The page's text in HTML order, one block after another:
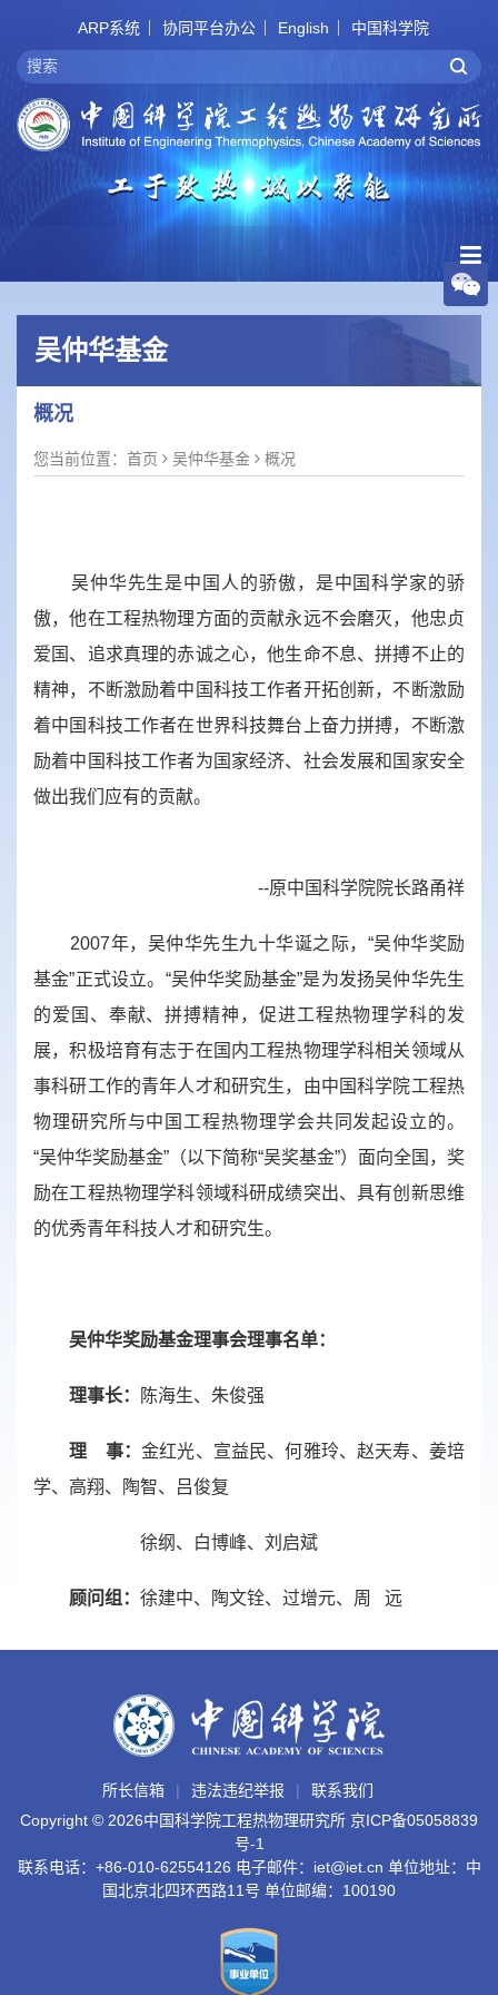
ARP系统 协同平台办公 English 中国科学院
吴仲华基金
概况
您当前位置： 首页 吴仲华基金 概况
吴仲华先生是中国人的骄傲，是中国科学家的骄
傲，他在工程热物理方面的贡献永远不会磨灭，他忠贞
爱国、追求真理的赤诚之心，他生命不息、拼搏不止的
精神，不断激励着中国科技工作者开拓创新，不断激励
着中国科技工作者在世界科技舞台上奋力拼搏，不断激
励着中国科技工作者为国家经济、社会发展和国家安全
做出我们应有的贡献。
--原中国科学院院长路甬祥
2007年，吴仲华先生九十华诞之际，“吴仲华奖励
基金”正式设立。“吴仲华奖励基金”是为发扬吴仲华先生
的爱国、奉献、拼搏精神，促进工程热物理学科的发
展，积极培育有志于在国内工程热物理学科相关领域从
事科研工作的青年人才和研究生，由中国科学院工程热
物理研究所与中国工程热物理学会共同发起设立的。
“吴仲华奖励基金”（以下简称“吴奖基金”）面向全国，奖
励在工程热物理学科领域科研成绩突出、具有创新思维
的优秀青年科技人才和研究生。
吴仲华奖励基金理事会理事名单：
理事长： 陈海生、朱俊强
理 事：金红光、宣益民、何雅玲、赵天寿、姜培
学、高翔、陶智、吕俊复
徐纲、白博峰、刘启斌
顾问组： 徐建中、陶文铨、过增元、周 远
所长信箱 违法违纪举报
联系我们
Copyright © 2026中国科学院工程热物理研究所 京ICP备05058839
号-1
联系电话：+86-010-62554126 电子邮件：iet@iet.cn 单位地址：中
国北京北四环西路11号 单位邮编：100190